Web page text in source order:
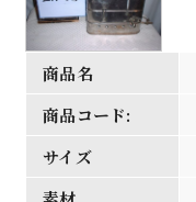
商品名
商品コード:
サイズ